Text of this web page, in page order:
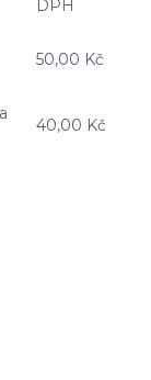
DPH
50,00 Kč
40,00 Kč